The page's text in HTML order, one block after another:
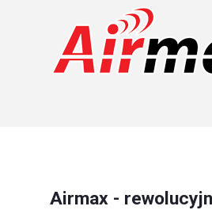
Airmax -